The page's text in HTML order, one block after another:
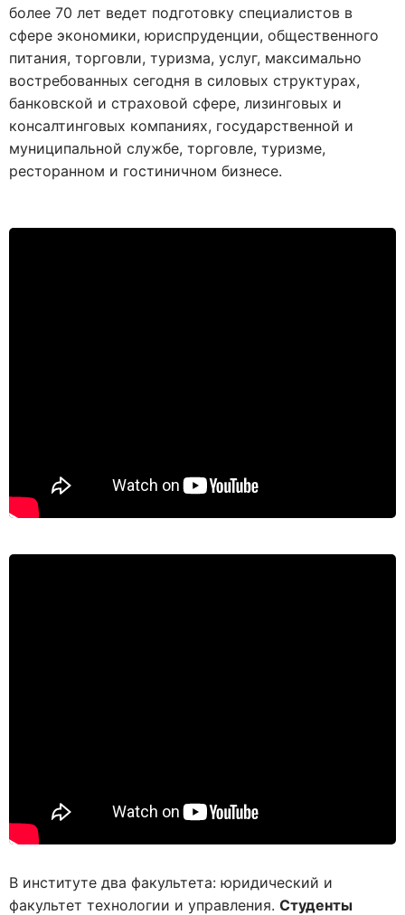
более 70 лет ведет подготовку специалистов в
сфере экономики, юриспруденции, общественного
питания, торговли, туризма, услуг, максимально
востребованных сегодня в силовых структурах,
банковской и страховой сфере, лизинговых и
консалтинговых компаниях, государственной и
муниципальной службе, торговле, туризме,
ресторанном и гостиничном бизнесе.
В институте два факультета: юридический и
факультет технологии и управления. Студенты